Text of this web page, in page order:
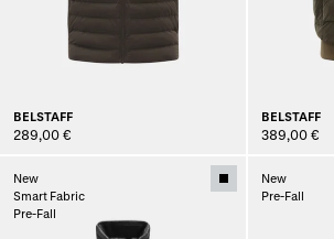
BELSTAFF
289,00 €
BELSTAFF
389,00 €
New
Smart Fabric
Pre-Fall
New
Pre-Fall